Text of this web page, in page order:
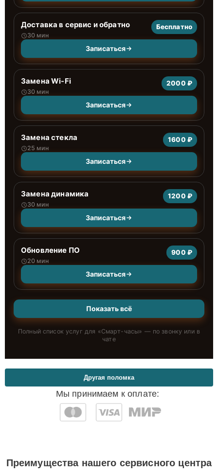
Доставка в сервис и обратно
30 мин
Бесплатно
Записаться
Замена Wi-Fi
30 мин
2000 ₽
Записаться
Замена стекла
25 мин
1600 ₽
Записаться
Замена динамика
30 мин
1200 ₽
Записаться
Обновление ПО
20 мин
900 ₽
Записаться
Показать всё
Полный список услуг для «Смарт-часы» — по звонку или в
чате
Мы принимаем к оплате:
Другая поломка
Преимущества нашего сервисного центра